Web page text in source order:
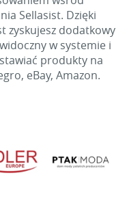
Sellasist. Dzięki
zyskujesz dodatkowy
w systemie i
produkty na
eBay, Amazon.